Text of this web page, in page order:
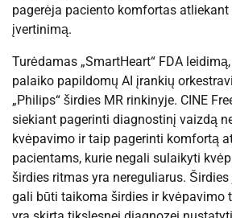
pagerėja paciento komfortas atliekant
įvertinimą.
Turėdamas „SmartHeart“ FDA
palaiko papildomų AI įrankių
„Philips“ širdies MR rinkinyje. CINE
siekiant pagerinti diagnostinį vaizdą
kvėpavimo ir taip pagerinti komfortą
pacientams, kurie negali sulaikyti
širdies ritmas yra nereguliarus.
gali būti taikoma širdies ir kvėpavimo